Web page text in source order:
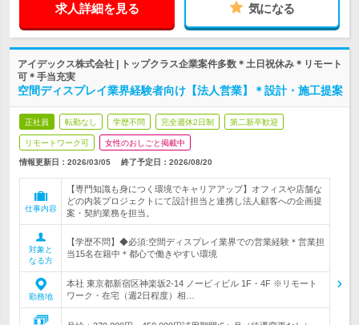
求人詳細を見る 気になる
アイデックス株式会社 | トップクラス企業案件多数＊土日祝休み＊リモート
可＊手当充実
空間ディスプレイ業界経験者向け【法人営業】＊設計・施工提案
正社員 転勤なし 学歴不問 完全週休2日制 第二新卒歓迎
リモートワーク可 女性のおしごと掲載中
情報更新日：2026/03/05 終了予定日： 2026/08/20
仕事内容
【専門知識も身につく環境でキャリアアップ】オフィスや店舗な
どの内装プロジェクトにて設計担当と連携し法人顧客への企画提
案・契約業務を担当。
対象と
なる方
【学歴不問】◆必須:空間ディスプレイ業界での営業経験＊営業担
当15名在籍中＊都心で働きやすい環境
勤務地
本社 東京都新宿区神楽坂2-14 ノービィビル 1F・4F ※リモート
ワーク・在宅（週2日程度）相…